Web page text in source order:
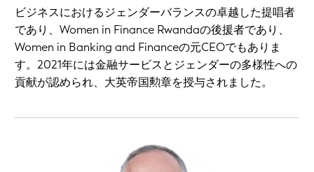
ビジネスにおけるジェンダーバランスの卓越した提唱者
であり、Women in Finance Rwandaの後援者であり、
Women in Banking and Financeの元CEOでもありま
す。2021年には金融サービスとジェンダーの多様性への
貢献が認められ、大英帝国勲章を授与されました。